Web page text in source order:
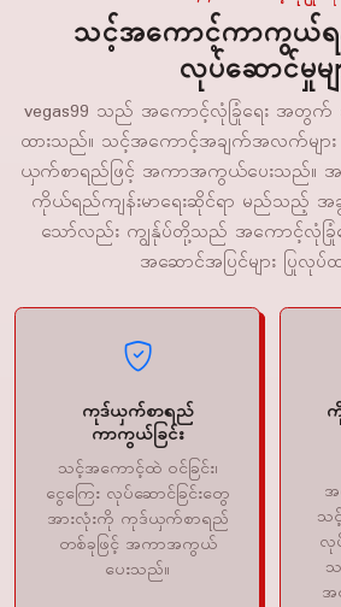
သင့်အကောင့်ကာကွယ်ရ
လုပ်ဆောင်မှုမျ
vegas99 သည် အကောင့်လုံခြုံရေး အ
ထားသည်။ သင့်အကောင့်အချက်အလက်များ
ယှက်စာရည်ဖြင့် အကာအကွယ်ပေးသည်။ အ
ကိုယ်ရည်ကျန်းမာရေးဆိုင်ရာ မည်သည့် အခွ
သော်လည်း ကျွန်ုပ်တို့သည် အကောင့်လုံခ
အဆောင်အပြင်များ ပြုလုပ်
ကုဒ်ယှက်စာရည်
ကာကွယ်ခြင်း
သင့်အကောင့်ထဲ ဝင်ခြင်း၊
ငွေကြေး လုပ်ဆောင်ခြင်းတွေ
အားလုံးကို ကုဒ်ယှက်စာရည်
တစ်ခုဖြင့် အကာအကွယ်
ပေးသည်။
အ
သ
လု
အ